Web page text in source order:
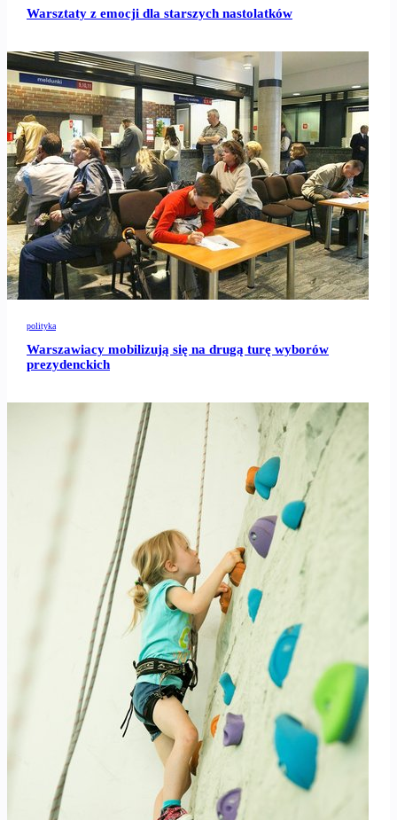
Warsztaty z emocji dla starszych nastolatków
polityka
Warszawiacy mobilizują się na drugą turę wyborów
prezydenckich